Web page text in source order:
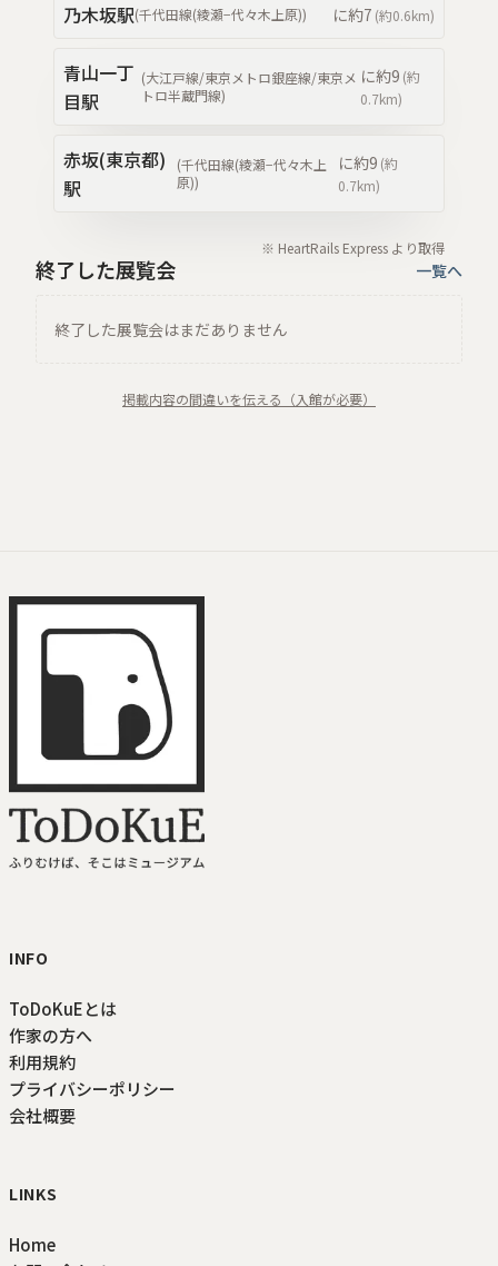
乃木坂駅(千代田線(綾瀬−代々木上原)) に約7 (約0.6km)
青山一丁
目駅
(大江戸線/東京メトロ銀座線/東京メ
トロ半蔵門線)
に約9 (約
0.7km)
赤坂(東京都)
駅
(千代田線(綾瀬−代々木上
原))
に約9 (約
0.7km)
※ HeartRails Express より取得
終了した展覧会 一覧へ
終了した展覧会はまだありません
掲載内容の間違いを伝える（入館が必要）
INFO
ToDoKuEとは
作家の方へ
利用規約
プライバシーポリシー
会社概要
LINKS
Home